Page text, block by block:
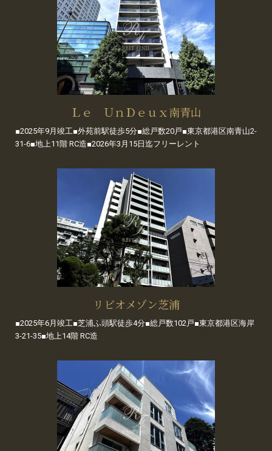
Ｌｅ ＵｎＤｅｕｘ南青山
■2025年9月竣工■外苑前駅徒歩5分■総戸数20戸■東京都港区南青山2-
31-6■地上11階 RC造■2026年3月15日迄フリーレント
リビオメゾン芝浦
■2025年6月竣工■芝浦ふ頭駅徒歩4分■総戸数102戸■東京都港区海岸
3-21-35■地上14階 RC造